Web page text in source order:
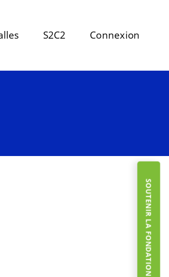
SOUTENIR LA FONDATION
S2C2 Connexion